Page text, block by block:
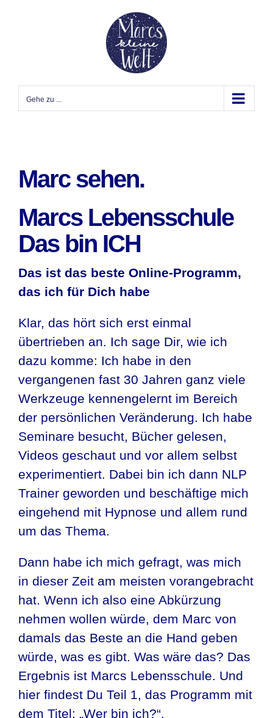
Gehe zu ...
Marc sehen.
Marcs Lebensschule
Das bin ICH
Das ist das beste Online-Programm,
das ich für Dich habe
Klar, das hört sich erst einmal
übertrieben an. Ich sage Dir, wie ich
dazu komme: Ich habe in den
vergangenen fast 30 Jahren ganz viele
Werkzeuge kennengelernt im Bereich
der persönlichen Veränderung. Ich habe
Seminare besucht, Bücher gelesen,
Videos geschaut und vor allem selbst
experimentiert. Dabei bin ich dann NLP
Trainer geworden und beschäftige mich
eingehend mit Hypnose und allem rund
um das Thema.
Dann habe ich mich gefragt, was mich
in dieser Zeit am meisten vorangebracht
hat. Wenn ich also eine Abkürzung
nehmen wollen würde, dem Marc von
damals das Beste an die Hand geben
würde, was es gibt. Was wäre das? Das
Ergebnis ist Marcs Lebensschule. Und
hier findest Du Teil 1, das Programm mit
dem Titel: „Wer bin ich?“.